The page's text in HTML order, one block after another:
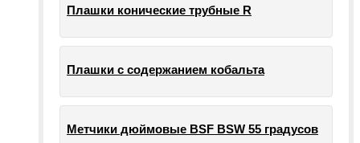
Плашки конические трубные R
Плашки с содержанием кобальта
Метчики дюймовые BSF BSW 55 градусов